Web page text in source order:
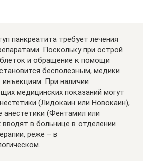
панкреатита требует лечения
Поскольку при острой
и обращение к помощи
бесполезным, медики
При наличии
медицинских показаний могут
(Лидокаин или Новокаин),
анестетики (Фентамил или
в больнице в отделении
реже – в